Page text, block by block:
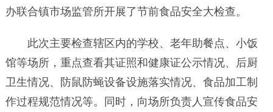
办联合镇市场监管所开展了节前食品安全大检查。
此次主要检查辖区内的学校、老年助餐点、小饭
馆等场所，重点查看其证照和健康证公示情况、后厨
卫生情况、防鼠防蝇设备设施落实情况、食品加工制
作过程规范情况等。同时，向场所负责人宣传食品安